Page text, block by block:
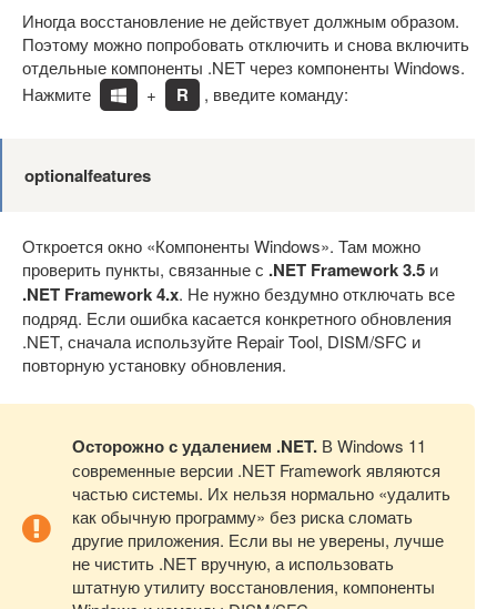
Иногда восстановление не действует должным образом.
Поэтому можно попробовать отключить и снова включить
отдельные компоненты .NET через компоненты Windows.
Нажмите
+ R , введите команду:
optionalfeatures
Откроется окно «Компоненты Windows». Там можно
проверить пункты, связанные с .NET Framework 3.5 и
.NET Framework 4.x. Не нужно бездумно отключать все
подряд. Если ошибка касается конкретного обновления
.NET, сначала используйте Repair Tool, DISM/SFC и
повторную установку обновления.
Осторожно с удалением .NET. В Windows 11
современные версии .NET Framework являются
частью системы. Их нельзя нормально «удалить
как обычную программу» без риска сломать
другие приложения. Если вы не уверены, лучше
не чистить .NET вручную, а использовать
штатную утилиту восстановления, компоненты